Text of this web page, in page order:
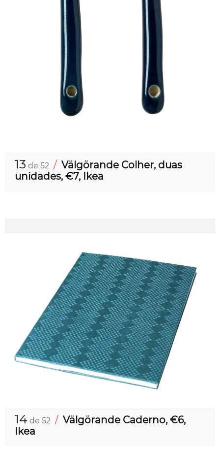
13 de 52 / Välgörande Colher, duas
unidades, €7, Ikea
14 de 52 / Välgörande Caderno, €6,
Ikea